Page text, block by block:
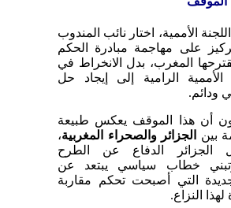
الأممية، اختار نائب المندوب
على مهاجمة مبادرة الحكم
المغرب، بدل الانخراط في
الرامية إلى إيجاد حل
ودائم.
أن هذا الموقف يعكس طبيعة
بين
الجزائر والصحراء المغربية،
الجزائر الدفاع عن الطرح
وتبني خطاب سياسي يبتعد عن
التي أصبحت تحكم مقاربة
لهذا النزاع.